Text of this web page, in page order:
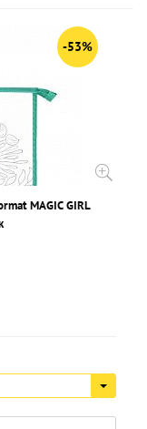
-53%
MAGIC GIRL